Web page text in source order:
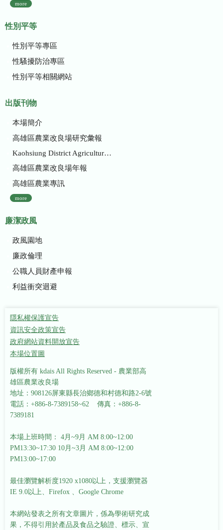
more
性別平等
性別平等專區
性騷擾防治專區
性別平等相關網站
出版刊物
本場簡介
高雄區農業改良場研究彙報
Kaohsiung District Agricultural Research and Extension Station
高雄區農業改良場年報
高雄區農業專訊
more
廉潔政風
政風園地
廉政倫理
公職人員財產申報
利益衝突迴避
隱私權保護宣告
資訊安全政策宣告
政府網站資料開放宣告
本場位置圖
版權所有 kdais All Rights Reserved - 農業部高
雄區農業改良場
地址：908126屏東縣長治鄉德和村德和路2-6號
電話：+886-8-7389158~62 傳真：+886-8-
7389181
本場上班時間： 4月~9月 AM 8:00~12:00
PM13:30~17:30 10月~3月 AM 8:00~12:00
PM13:00~17:00
最佳瀏覽解析度1920 x1080以上，支援瀏覽器
IE 9.0以上、Firefox 、Google Chrome
本網站發表之所有文章圖片，係為學術研究成
果，不得引用於產品及食品之驗證、標示、宣